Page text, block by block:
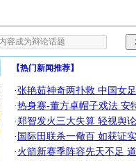
【热门新闻推荐】
·张艳茹神奇两扑救 中国女
·热身赛-董方卓帽子戏法 安
·郑智发火三大失算 轻视舆
· 国际田联杀一儆百 如获证
· 火箭新赛季阵容先天不足